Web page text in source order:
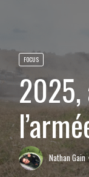
FOCUS
2025,
Nathan Gain